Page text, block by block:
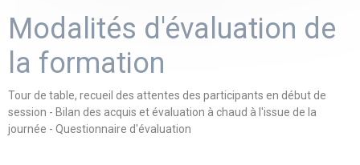
Modalités d'évaluation de
la formation
Tour de table, recueil des attentes des participants en début de
session - Bilan des acquis et évaluation à chaud à l'issue de la
journée - Questionnaire d'évaluation